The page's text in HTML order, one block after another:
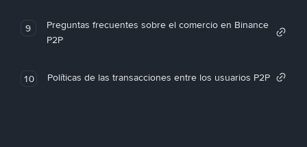
9
Preguntas frecuentes sobre el comercio en Binance
P2P
10 Políticas de las transacciones entre los usuarios P2P